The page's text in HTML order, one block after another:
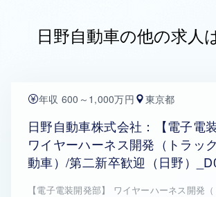
日野自動車の他の求人
年収 600～1,000万円 東京都
日野自動車株式会社：【電子電
ワイヤーハーネス開発（トラッ
動車）/第二新卒歓迎（日野）
【電子電装開発部】 ワイヤーハーネス開発